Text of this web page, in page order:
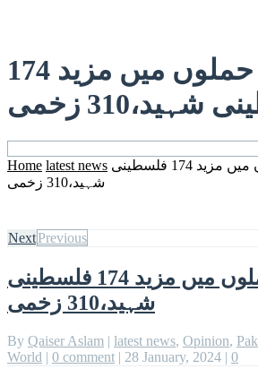
اسرائیلی حملوں میں مزید 174
زخمی
Home latest news اسرائیلی حملوں میں مزید 174 فلسطینی
شہید،310 زخمی
NextPrevious
اسرائیلی حملوں میں مزید 174 فلسطینی
شہید،310 زخمی
By Qaiser Aslam | latest news, Opinion,
World | 0 comment | 28 January, 2024 | 0